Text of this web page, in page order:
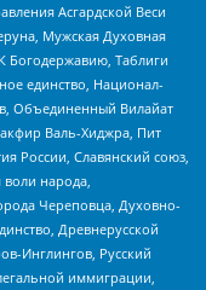
Асгардской Веси
Мужская Духовная
Богодержавию, Таблиги
единство, Национал-
Объединенный Вилайат
Валь-Хиджра, Пит
России, Славянский союз,
народа,
Череповца, Духовно-
Древнерусской
Инглингов, Русский
иммиграции,